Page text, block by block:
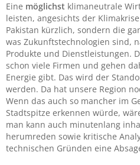
Eine möglichst klimaneutrale
leisten, angesichts der
Pakistan kürzlich, sondern die
was Zukunftstechnologien sind,
Produkte und Dienstleistungen.
schon viele Firmen und gehen
Energie gibt. Das wird der
werden. Da hat unsere Region
Wenn das auch so mancher im
Stadtspitze erkennen würde,
man kann auch minutenlang
herumreden sowie kritische
technischen Gründen eine